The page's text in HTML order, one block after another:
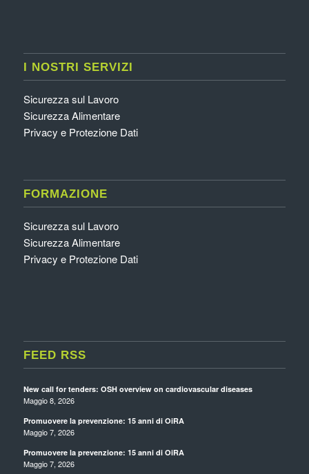
I NOSTRI SERVIZI
Sicurezza sul Lavoro
Sicurezza Alimentare
Privacy e Protezione Dati
FORMAZIONE
Sicurezza sul Lavoro
Sicurezza Alimentare
Privacy e Protezione Dati
FEED RSS
New call for tenders: OSH overview on cardiovascular diseases
Maggio 8, 2026
Promuovere la prevenzione: 15 anni di OiRA
Maggio 7, 2026
Promuovere la prevenzione: 15 anni di OiRA
Maggio 7, 2026